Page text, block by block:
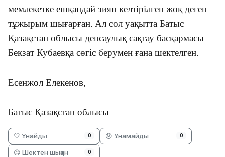
мемлекетке ешқандай зиян келтірілген жоқ деген
тұжырым шығарған. Ал сол уақытта Батыс
Қазақстан облысы денсаулық сақтау басқармасы
Бекзат Кубаевқа сөгіс берумен ғана шектелген.
Есенжол Елекенов,
Батыс Қазақстан облысы
🤍 Ұнайды 0 😞 Ұнамайды 0
😡 Шектен шыққан 0